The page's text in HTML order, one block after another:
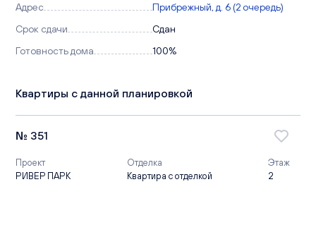
Адрес
Прибрежный, д. 6 (2 очередь)
Срок сдачи
Сдан
Готовность дома
100%
Квартиры с данной планировкой
№ 351
Проект
РИВЕР ПАРК
Отделка
Квартира с отделкой
Этаж
2